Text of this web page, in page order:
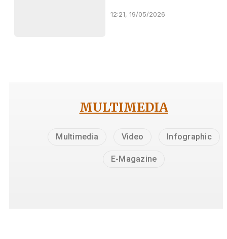
12:21, 19/05/2026
MULTIMEDIA
Multimedia Video Infographic
E-Magazine